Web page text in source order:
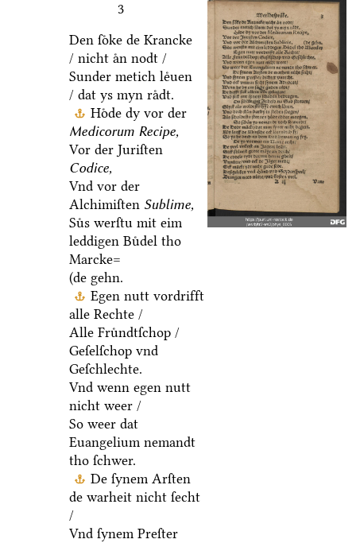
3
Den ſoͤke de Krancke
/ nicht aͤn nodt /
Sunder metich leͤuen
/ dat ys myn raͤdt.
Hoͤde dy vor der
Medicorum Recipe,
Vor der Juriſten
Codice,
Vnd vor der
Alchimiſten Sublime,
Suͤs werſtu mit eim
leddigen Buͤdel tho
Marcke=
(de gehn.
Egen nutt vordrifft
alle Rechte /
Alle Fruͤndtſchop /
Geſelſchop vnd
Geſchlechte.
Vnd wenn egen nutt
nicht weer /
So weer dat
Euangelium nemandt
tho ſchwer.
De ſynem Arſten
de warheit nicht ſecht
/
Vnd ſynem Preſter